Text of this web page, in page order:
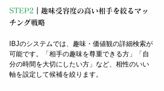
STEP2 ｜趣味受容度の高い相手を絞るマッ
チング戦略
IBJのシステムでは、趣味・価値観の詳細検索が
可能です。「相手の趣味を尊重できる方」「自
分の時間を大切にしたい方」など、相性のいい
軸を設定して候補を絞ります。